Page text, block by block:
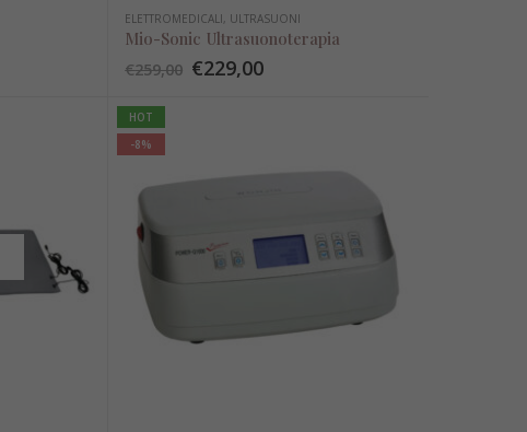
ELETTROMEDICALI, ULTRASUONI
Mio-Sonic Ultrasuonoterapia
€259,00 €229,00
HOT
-8%